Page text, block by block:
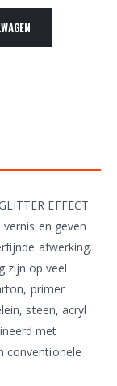
EFFECT
en geven
afwerking.
zijn op veel
primer
steen, acryl
met
conventionele